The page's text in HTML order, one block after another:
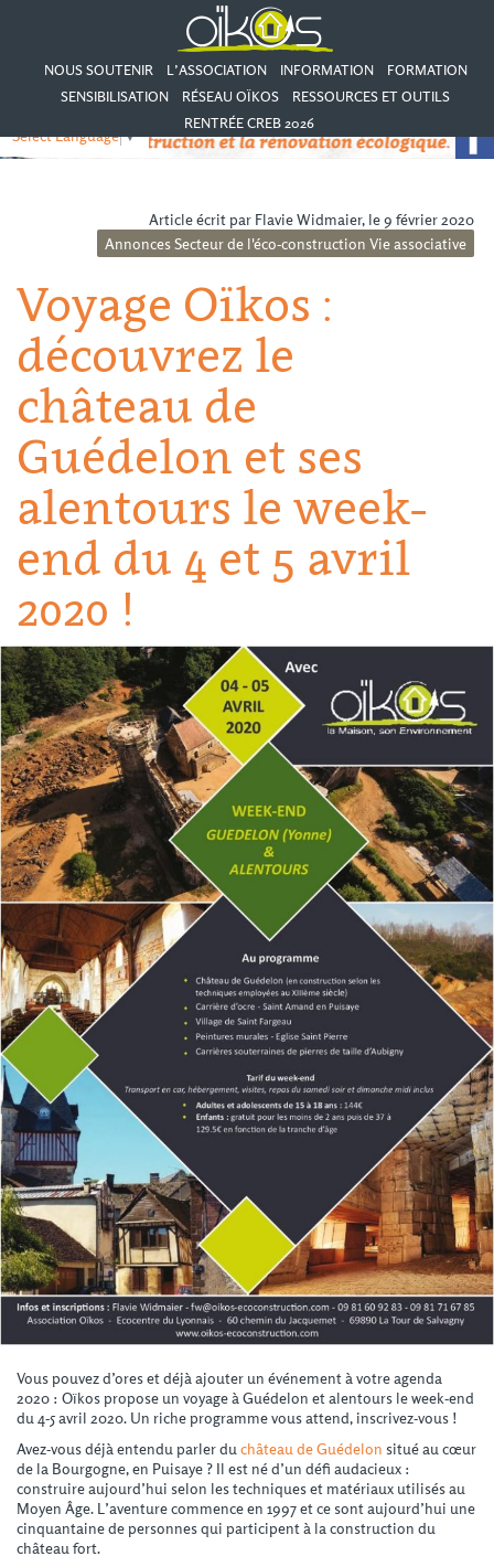
NOUS SOUTENIR L’ASSOCIATION INFORMATION
FORMATION
SENSIBILISATION
RÉSEAU OÏKOS
RESSOURCES ET OUTILS
RENTRÉE CREB 2026
Select Language▼
Article écrit par Flavie Widmaier, le 9 février 2020
AnnoncesSecteur de l'éco-construction Vie associative
Voyage Oïkos :
découvrez le
château de
Guédelon et ses
alentours le week-
end du 4 et 5 avril
2020 !
Vous pouvez d’ores et déjà ajouter un événement à votre agenda
2020 : Oïkos propose un voyage à Guédelon et alentours le week-end
du 4-5 avril 2020. Un riche programme vous attend, inscrivez-vous !
Avez-vous déjà entendu parler du château de Guédelon situé au cœur
de la Bourgogne, en Puisaye ? Il est né d’un défi audacieux :
construire aujourd’hui selon les techniques et matériaux utilisés au
Moyen Âge. L’aventure commence en 1997 et ce sont aujourd’hui une
cinquantaine de personnes qui participent à la construction du
château fort.